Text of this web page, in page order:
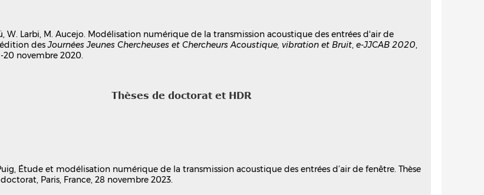
W. Larbi, M. Aucejo. Modélisation numérique de la transmission acoustique des entrées d'air de
édition desJournées Jeunes Chercheuses et Chercheurs Acoustique, vibration et Bruit, e-JJCAB 2020,
20 novembre 2020.
Thèses de doctorat et HDR
Étude et modélisation numérique de la transmission acoustique des entrées d’air de fenêtre. Thèse
Paris, France, 28 novembre 2023.